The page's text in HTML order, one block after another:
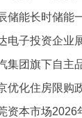
储能长时储能
电子投资企业
集团旗下自主
优化住房限购
资本市场2026